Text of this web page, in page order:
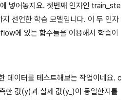
넣어놓지요. 첫번째 인자인 train_ste
선언한 학습 모델입니다. 이 두 인자
에 있는 함수들을 이용해서 학습이
데이터를 테스트해보는 작업이네요. c
값(y)과 실제 값(y_)이 동일한지를